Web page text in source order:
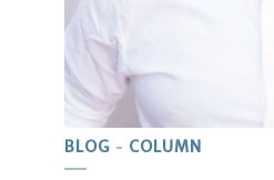
BLOG COLUMN